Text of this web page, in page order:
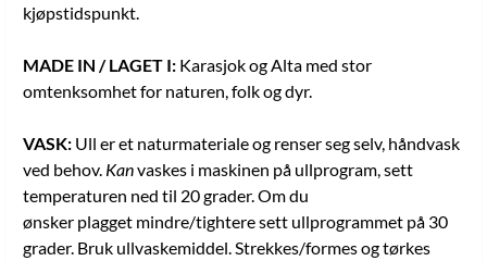
kjøpstidspunkt.
MADE IN / LAGET I: Karasjok og Alta med stor
omtenksomhet for naturen, folk og dyr.
VASK: Ull er et naturmateriale og renser seg selv, håndvask
ved behov. Kanvaskes i maskinen på ullprogram, sett
temperaturen ned til 20 grader. Om du
ønsker plagget mindre/tightere sett ullprogrammet på 30
grader. Bruk ullvaskemiddel. Strekkes/formes og tørkes